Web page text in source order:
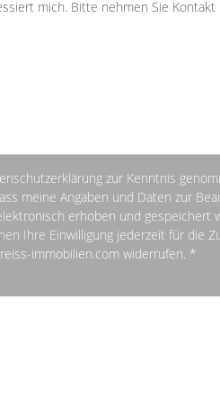
zur Kenntnis
meine Angaben und Daten zur
erhoben und gespeichert
Ihre Einwilligung jederzeit für die
immobilien.com widerrufen. *